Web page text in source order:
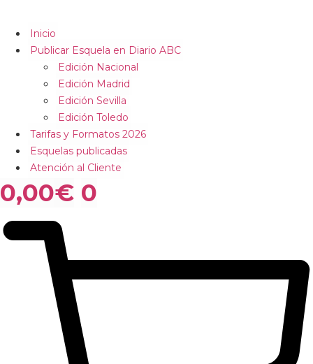
Inicio
Publicar Esquela en Diario ABC
Edición Nacional
Edición Madrid
Edición Sevilla
Edición Toledo
Tarifas y Formatos 2026
Esquelas publicadas
Atención al Cliente
0,00€ 0